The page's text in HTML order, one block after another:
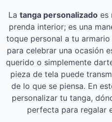
La tanga personalizadoes
prenda interior; es una
toque personal a tu
para celebrar una ocasión
querido o simplemente
pieza de tela puede
de lo que se piensa. En
personalizar tu tanga,
perfecta para regalar